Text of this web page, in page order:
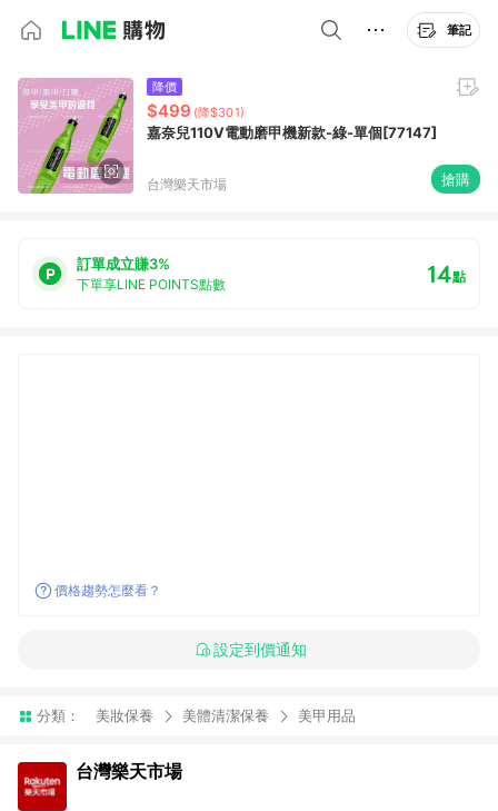
筆記
降價
$499 (降$301)
嘉奈兒110V電動磨甲機新款-綠-單個[77147]
台灣樂天市場 搶購
訂單成立賺3%
下單享LINE POINTS點數 14點
價格趨勢怎麼看？
設定到價通知
分類： 美妝保養 美體清潔保養 美甲用品
台灣樂天市場